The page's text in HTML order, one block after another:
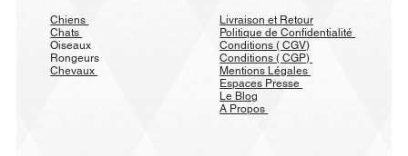
Chiens
Chats
Oiseaux
Rongeurs
Chevaux
Livraison et Retour
Politique de Confidentialité
Conditions ( CGV)
Conditions ( CGP)
Mentions Légales
Espaces Presse
Le Blog
A Propos